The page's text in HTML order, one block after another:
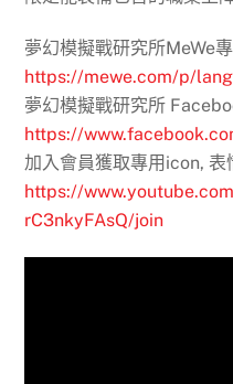
夢幻模擬戰研究所MeWe
https://mewe.com/p/
夢幻模擬戰研究所
https://
加入會員獲取專用icon, 表
https://
rC3nkyFAsQ/join